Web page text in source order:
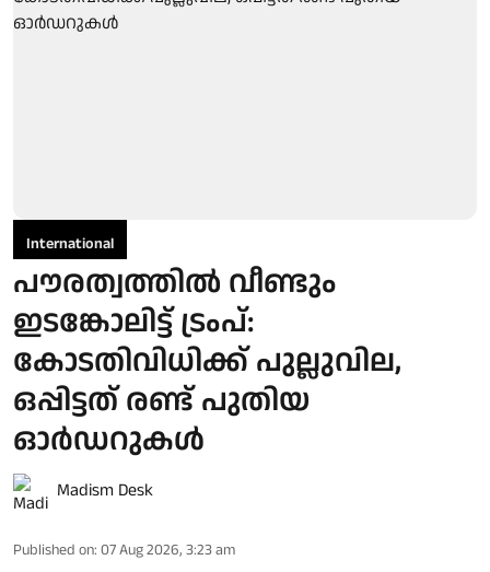
International
പൗരത്വത്തിൽ വീണ്ടും
ഇടങ്കോലിട്ട് ട്രംപ്:
കോടതിവിധിക്ക് പുല്ലുവില,
ഒപ്പിട്ടത് രണ്ട് പുതിയ
ഓർഡറുകൾ
Madism Desk
Published on: 07 Aug 2026, 3:23 am